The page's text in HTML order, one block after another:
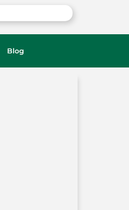
Blog